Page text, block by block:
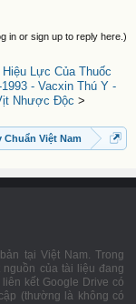
in or sign up to reply here.)
Lực Của Thuốc
- Vacxin Thú Y -
Nhược Độc >
Chuẩn Việt Nam
tại Việt Nam. Trong
của tài liệu đang
kết Google Drive có
(thường là không có